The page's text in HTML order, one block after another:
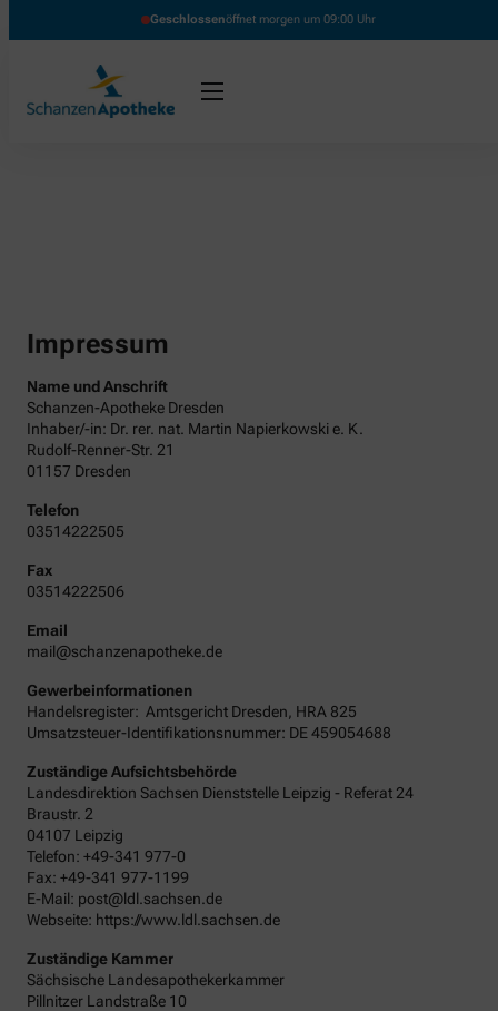
Geschlossenöffnet morgen um 09:00 Uhr
Impressum
Name und Anschrift
Schanzen-Apotheke Dresden
Inhaber/-in: Dr. rer. nat. Martin Napierkowski e. K.
Rudolf-Renner-Str. 21
01157 Dresden
Telefon
03514222505
Fax
03514222506
Email
mail@schanzenapotheke.de
Gewerbeinformationen
Handelsregister: Amtsgericht Dresden HRA 825
Umsatzsteuer-Identifikationsnummer: DE 459054688
Zuständige Aufsichtsbehörde
Landesdirektion Sachsen Dienststelle Leipzig - Referat 24
Braustr. 2
04107 Leipzig
Telefon: +49-341 977-0
Fax: +49-341 977-1199
E-Mail: post@ldl.sachsen.de
Webseite: https://www.ldl.sachsen.de
Zuständige Kammer
Sächsische Landesapothekerkammer
Pillnitzer Landstraße 10